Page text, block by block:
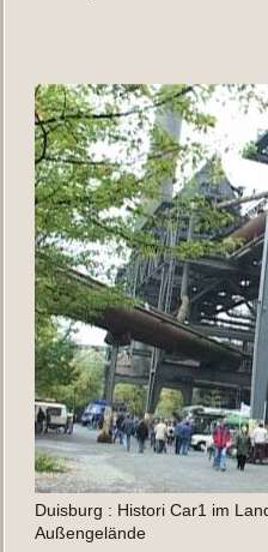
Duisburg : Histori Car1 im
Außengelände